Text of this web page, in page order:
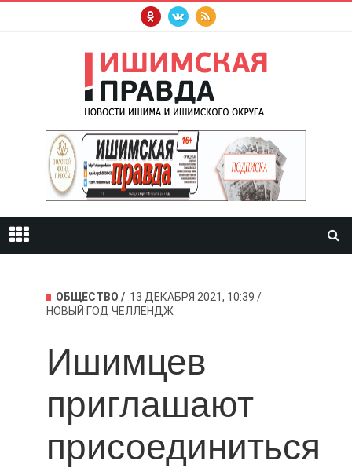
ОБЩЕСТВО
13 ДЕКАБРЯ 2021, 10:39
НОВЫЙ ГОД ЧЕЛЛЕНДЖ
Ишимцев
приглашают
присоединиться